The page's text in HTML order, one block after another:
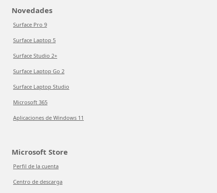
Novedades
Surface Pro 9
Surface Laptop 5
Surface Studio 2+
Surface Laptop Go 2
Surface Laptop Studio
Microsoft 365
Aplicaciones de Windows 11
Microsoft Store
Perfil de la cuenta
Centro de descarga